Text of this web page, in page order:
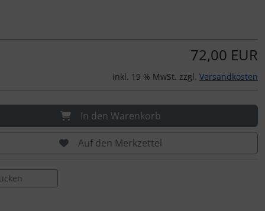
72,00 EUR
inkl. 19 % MwSt. zzgl. Versandkosten
In den Warenkorb
Auf den Merkzettel